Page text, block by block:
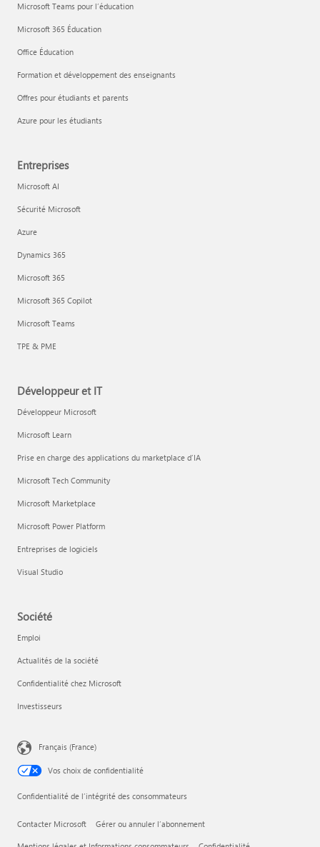
Microsoft Teams pour l’éducation
Microsoft 365 Éducation
Office Éducation
Formation et développement des enseignants
Offres pour étudiants et parents
Azure pour les étudiants
Entreprises
Microsoft AI
Sécurité Microsoft
Azure
Dynamics 365
Microsoft 365
Microsoft 365 Copilot
Microsoft Teams
TPE & PME
Développeur et IT
Développeur Microsoft
Microsoft Learn
Prise en charge des applications du marketplace d’IA
Microsoft Tech Community
Microsoft Marketplace
Microsoft Power Platform
Entreprises de logiciels
Visual Studio
Société
Emploi
Actualités de la société
Confidentialité chez Microsoft
Investisseurs
Français (France)
Vos choix de confidentialité
Confidentialité de l’intégrité des consommateurs
Contacter Microsoft Gérer ou annuler l’abonnement